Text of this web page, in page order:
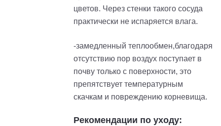
цветов. Через стенки такого сосуда
практически не испаряется влага.
-замедленный теплообмен,благодаря
отсутствию пор воздух поступает в
почву только с поверхности, это
препятствует температурным
скачкам и повреждению корневища.
Рекомендации по уходу: